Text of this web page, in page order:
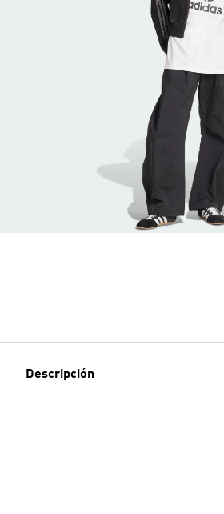
Descripción